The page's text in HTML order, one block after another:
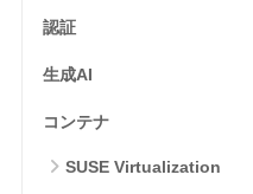
認証
生成AI
コンテナ
SUSE Virtualization